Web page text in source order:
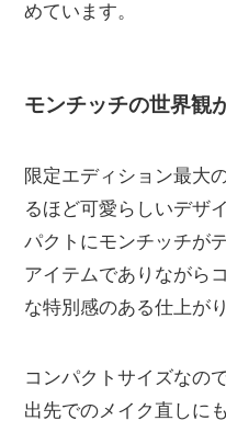
めています。
モンチッチの世界観
限定エディション最大
るほど可愛らしいデザ
パクトにモンチッチが
アイテムでありながら
な特別感のある仕上が
コンパクトサイズなの
出先でのメイク直しに